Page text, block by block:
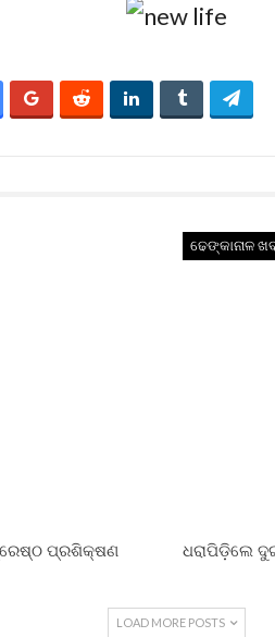
ପ୍ରଶିକ୍ଷଣ
ଢେଙ୍କାନାଳ
ଧରାପିଡ଼ିଲେ
LOAD MORE POSTS